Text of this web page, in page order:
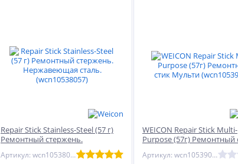
Repair Stick Stainless-Steel (57 г)
Ремонтный стержень.
(wcn10538057)
Артикул: wcn10538057-34
WEICON Repair Stick Multi-
Purpose (57г) Ремонтный
Мульти (wcn10539057)
Артикул: wcn10539057